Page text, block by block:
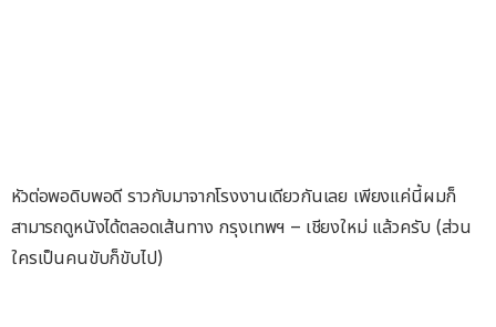
หัวต่อพอดิบพอดี ราวกับมาจากโรงงานเดียวกันเลย เพียงแค่นี้ผมก็
สามารถดูหนังได้ตลอดเส้นทาง กรุงเทพฯ – เชียงใหม่ แล้วครับ (ส่วน
ใครเป็นคนขับก็ขับไป)